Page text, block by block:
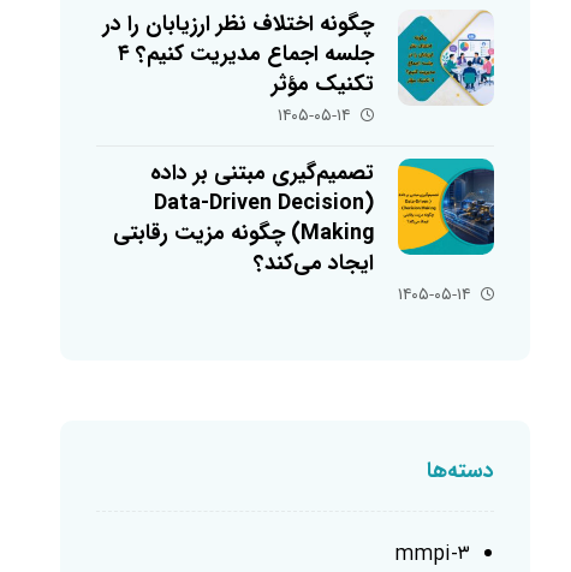
چگونه اختلاف نظر ارزیابان را در
جلسه اجماع مدیریت کنیم؟ ۴
تکنیک مؤثر
۱۴۰۵-۰۵-۱۴
تصمیم‌گیری مبتنی بر داده
(Data-Driven Decision
Making) چگونه مزیت رقابتی
ایجاد می‌کند؟
۱۴۰۵-۰۵-۱۴
دسته‌ها
mmpi-۳